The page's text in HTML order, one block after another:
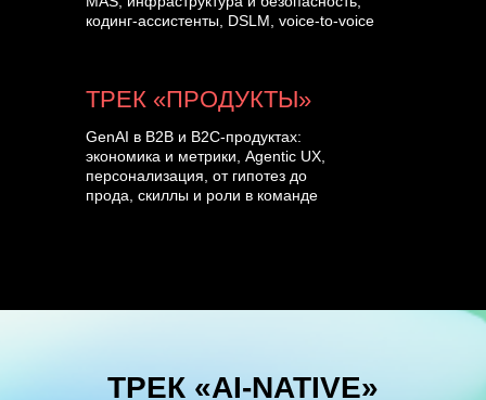
ТРЕК «ПРОДУКТЫ»
GenAI в B2B и B2C-продуктах:
экономика и метрики, Agentic UX,
персонализация, от гипотез до
прода, скиллы и роли в команде
кодинг-ассистенты, DSLM, voice-to-voice